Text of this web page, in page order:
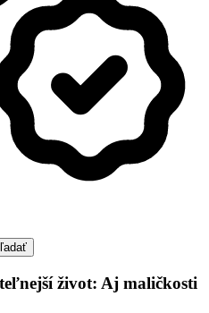
život: Aj maličkosti